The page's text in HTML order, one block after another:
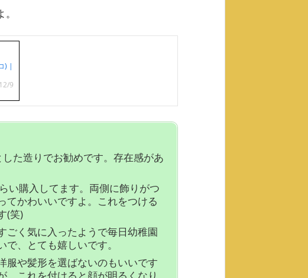
) |
9
た造りでお勧めです。存在感があ
い購入してます。両側に飾りがつ
てかわいいですよ。これをつける
(笑)
ごく気に入ったようで毎日幼稚園
、とても嬉しいです。
服や髪形を選ばないのもいいです
、これを付けると顔が明るくなり